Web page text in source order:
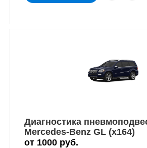
Диагностика
Mercedes-Benz GL (x164)
от 1000 руб.